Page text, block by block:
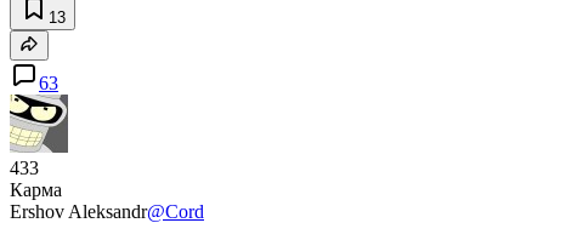
13
63
433
Карма
Ershov Aleksandr@Cord